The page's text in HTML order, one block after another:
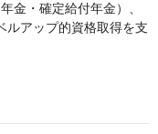
金・確定給付年金）、
ルアップ的資格取得を支